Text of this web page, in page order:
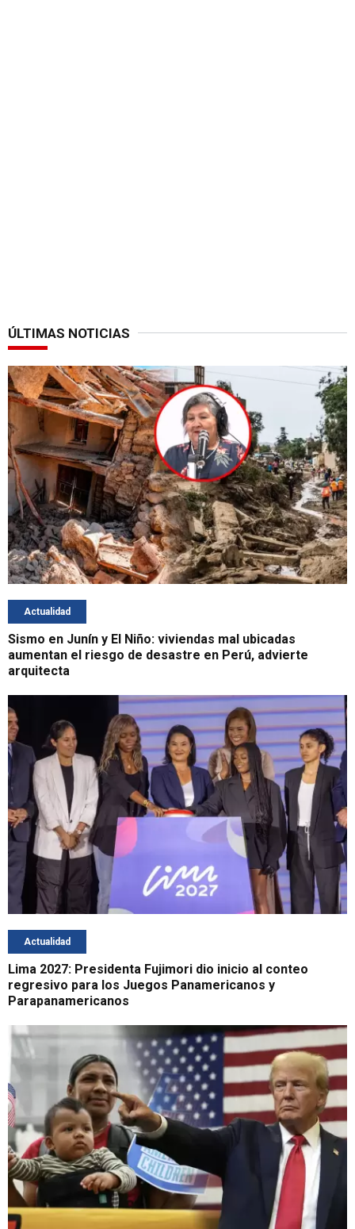
ÚLTIMAS NOTICIAS
Actualidad
Sismo en Junín y El Niño: viviendas mal ubicadas
aumentan el riesgo de desastre en Perú, advierte
arquitecta
Actualidad
Lima 2027: Presidenta Fujimori dio inicio al conteo
regresivo para los Juegos Panamericanos y
Parapanamericanos